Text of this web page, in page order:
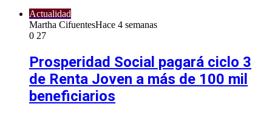
Actualidad
Martha CifuentesHace 4 semanas
0 27
Prosperidad Social pagará ciclo 3
de Renta Joven a más de 100 mil
beneficiarios